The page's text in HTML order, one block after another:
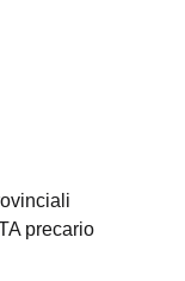
precario